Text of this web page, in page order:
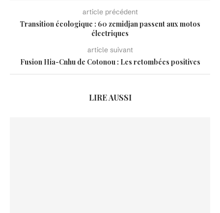
article précédent
Transition écologique : 60 zemidjan passent aux motos
électriques
article suivant
Fusion Hia-Cnhu de Cotonou : Les retombées positives
LIRE AUSSI